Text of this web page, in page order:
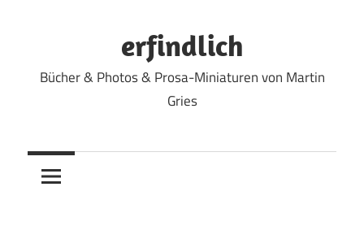
erfindlich
Bücher & Photos & Prosa-Miniaturen von Martin
Gries